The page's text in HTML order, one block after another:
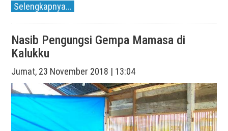
Selengkapnya...
Nasib Pengungsi Gempa Mamasa di
Kalukku
Jumat, 23 November 2018 | 13:04